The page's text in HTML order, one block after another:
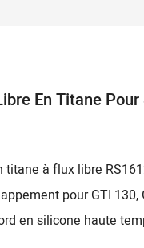
En Titane
titane à flux libre
pour GTI
en silicone haute